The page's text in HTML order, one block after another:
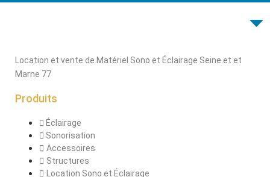
Location et vente de Matériel Sono et Éclairage Seine et et
Marne 77
Produits
Éclairage
Sonorisation
Accessoires
Structures
Location Sono et Éclairage